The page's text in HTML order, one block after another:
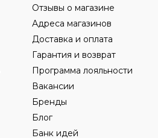
Отзывы о магазине
Адреса магазинов
Доставка и оплата
Гарантия и возврат
Программа лояльности
Вакансии
Бренды
Блог
Банк идей